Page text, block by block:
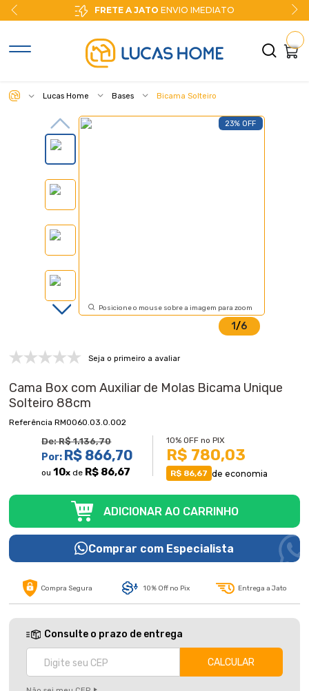
FRETE A JATO ENVIO IMEDIATO
Lucas Home Bases Bicama Solteiro
23% OFF
1/6
Posicione o mouse sobre a imagem para zoom
Seja o primeiro a avaliar
Cama Box com Auxiliar de Molas Bicama Unique
Solteiro 88cm
RM0060.03.0.002
De:R$ 1.136,70
Por: R$ 866,70
ou10x de R$ 86,67
10% OFF no PIX
R$ 780,03
R$ 86,67 de economia
ADICIONAR AO CARRINHO
Comprar com Especialista
Compra Segura 10% Off no Pix Entrega a Jato
Consulte o prazo de entrega